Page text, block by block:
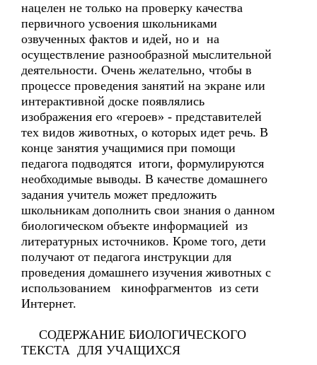
нацелен не только на проверку качества
первичного усвоения школьниками
озвученных фактов и идей, но и на
осуществление разнообразной мыслительной
деятельности. Очень желательно, чтобы в
процессе проведения занятий на экране или
интерактивной доске появлялись
изображения его «героев» - представителей
тех видов животных, о которых идет речь. В
конце занятия учащимися при помощи
педагога подводятся итоги, формулируются
необходимые выводы. В качестве домашнего
задания учитель может предложить
школьникам дополнить свои знания о данном
биологическом объекте информацией из
литературных источников. Кроме того, дети
получают от педагога инструкции для
проведения домашнего изучения животных с
использованием кинофрагментов из сети
Интернет.
СОДЕРЖАНИЕ БИОЛОГИЧЕСКОГО
ТЕКСТА ДЛЯ УЧАЩИХСЯ